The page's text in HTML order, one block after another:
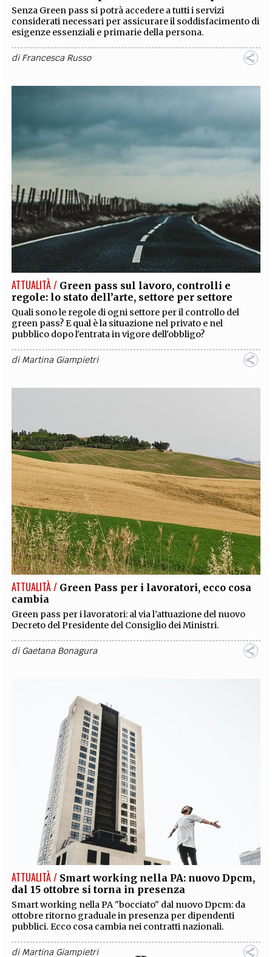
Senza Green pass si potrà accedere a tutti i servizi
considerati necessari per assicurare il soddisfacimento di
esigenze essenziali e primarie della persona.
diFrancesca Russo
ATTUALITÀ / Green pass sul lavoro, controlli e
regole: lo stato dell’arte, settore per settore
Quali sono le regole di ogni settore per il controllo del
green pass? E qual è la situazione nel privato e nel
pubblico dopo l'entrata in vigore dell'obbligo?
diMartina Giampietri
ATTUALITÀ / Green Pass per i lavoratori, ecco cosa
cambia
Green pass per i lavoratori: al via l’attuazione del nuovo
Decreto del Presidente del Consiglio dei Ministri.
diGaetana Bonagura
ATTUALITÀ / Smart working nella PA: nuovo Dpcm,
dal 15 ottobre si torna in presenza
Smart working nella PA "bocciato" dal nuovo Dpcm: da
ottobre ritorno graduale in presenza per dipendenti
pubblici. Ecco cosa cambia nei contratti nazionali.
diMartina Giampietri